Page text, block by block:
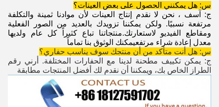
س: هل يمكنني الحصول على بعض العينات؟
ج: آسف ، نحن لا نقدم إنتاج العينات لأن موادنا ثمينة والتكلفة
مرتفعة نسبيًا. ولكن يمكننا تزويدك بالعديد من الصور الفعلية
ومقاطع الفيديو لاستعارتك.منتجاتنا تباع كثيراً كل عام ولديها
معدل إعادة شراء مرتفعيمكنك الوثوق بنا تماماً
س: هل أنت متأكد من أن منتجك سوف يناسب حفاري؟
ج: يمكن تكييف مطحنة لدينا مع الحفارات المختلفة. أرني رقم
الطراز الخاص بك، ويمكننا أن نقدم لك أفضل المنتجات مطابقة